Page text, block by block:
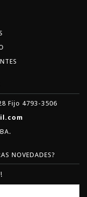
Fijo 4793-3506
NOVEDADES?